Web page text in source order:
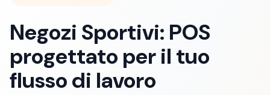
Negozi Sportivi: POS
progettato per il tuo
flusso di lavoro